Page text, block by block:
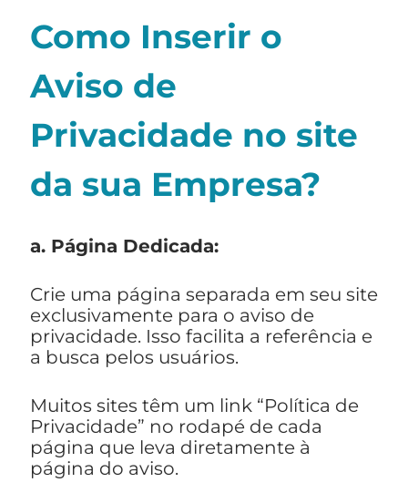
Como Inserir o
Aviso de
Privacidade no site
da sua Empresa?
a. Página Dedicada:
Crie uma página separada em seu site
exclusivamente para o aviso de
privacidade. Isso facilita a referência e
a busca pelos usuários.
Muitos sites têm um link “Política de
Privacidade” no rodapé de cada
página que leva diretamente à
página do aviso.